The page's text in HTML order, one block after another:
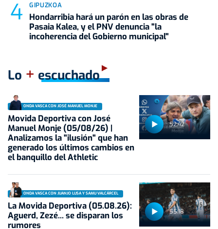
GIPUZKOA
Hondarribia hará un parón en las obras de
Pasaia Kalea, y el PNV denuncia "la
incoherencia del Gobierno municipal"
Lo + escuchado
52:42
ONDA VASCA CON JOSÉ MANUEL MONJE
Movida Deportiva con José
Manuel Monje (05/08/26) |
Analizamos la "ilusión" que han
generado los últimos cambios en
el banquillo del Athletic
55:18
ONDA VASCA CON JUANJO LUSA Y SAMU VALCÁRCEL
La Movida Deportiva (05.08.26):
Aguerd, Zezé... se disparan los
rumores